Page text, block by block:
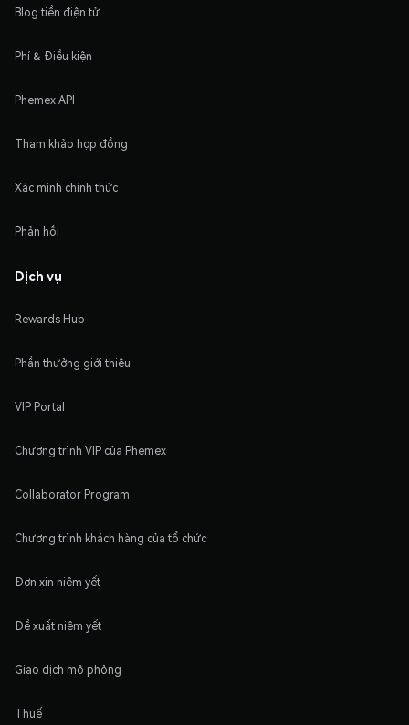
Blog tiền điện tử
Phí & Điều kiện
Phemex API
Tham khảo hợp đồng
Xác minh chính thức
Phản hồi
Dịch vụ
Rewards Hub
Phần thưởng giới thiệu
VIP Portal
Chương trình VIP của Phemex
Collaborator Program
Chương trình khách hàng của tổ chức
Đơn xin niêm yết
Đề xuất niêm yết
Giao dịch mô phỏng
Thuế